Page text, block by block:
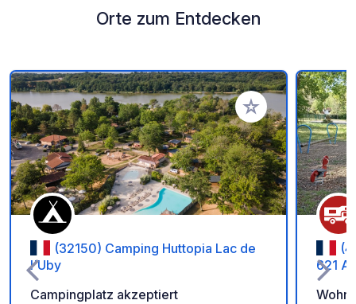
Orte zum Entdecken
Zu Ihren Favoriten
(32150) Camping Huttopia Lac de
l'Uby
Campingplatz akzeptiert
621